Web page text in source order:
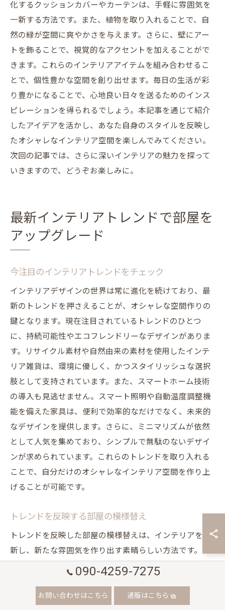
化するクッションカバーやカーテンは、手軽に雰囲気を
一新する方法です。また、植物を取り入れることで、自
然の緑が空間に爽やかさを与えます。さらに、壁にアー
トを飾ることで、視覚的なアクセントを加えることがで
きます。これらのインテリアアイテムを組み合わせるこ
とで、個性豊かな空間を創り出せます。毎日の生活が彩
り豊かになることで、心地良い日々を送るためのインス
ピレーションを得られるでしょう。本記事を通じて紹介
したアイデアを活かし、あなた自身のスタイルを反映し
たオシャレなインテリア空間を楽しんでみてください。
次回の記事では、さらに深いインテリアの魅力を探って
いきますので、どうぞお楽しみに。
最新インテリアトレンドで部屋を
アップグレード
今注目のインテリアトレンドをチェック
インテリアデザインの世界は常に進化を続けており、最
新のトレンドを押さえることが、オシャレな空間作りの
鍵となります。現在注目されているトレンドのひとつ
に、持続可能性やエコフレンドリーなデザインがありま
す。リサイクル素材や自然由来の素材を使用したインテ
リア雑貨は、環境に優しく、かつスタイリッシュな選択
肢として支持されています。また、スマートホーム技術
の導入も見逃せません。スマート照明や自動温度調整機
能を備えた家具は、便利で効率的なだけでなく、未来的
なデザインを提供します。さらに、ミニマリズムが依然
として人気を集めており、シンプルで無駄のないデザイ
ンが求められています。これらのトレンドを取り入れる
ことで、自分だけのオシャレなインテリア空間を作り上
げることが可能です。
トレンドを反映する部屋の模様替え
トレンドを反映した部屋の模様替えは、インテリアを刷
新し、新たな雰囲気を作り出す素晴らしい方法です。ま
ずは、現在のトレンドを把握し、自分のスタイルに合っ
素材を使った家具やアクセサリーを選ぶことで、エコフ
090-4259-7275
お問い合わせはこちら 通販はこちら